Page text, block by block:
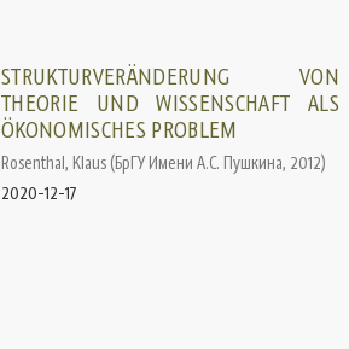
STRUKTURVERÄNDERUNG VON
THEORIE UND WISSENSCHAFT ALS
ÖKONOMISCHES PROBLEM
Rosenthal, Klaus (БрГУ Имени А.С. Пушкина, 2012)
2020-12-17